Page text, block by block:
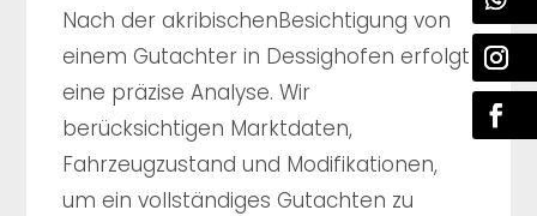
Nach der akribischenBesichtigung von
einem Gutachter in Dessighofen erfolgt
eine präzise Analyse. Wir
berücksichtigen Marktdaten,
Fahrzeugzustand und Modifikationen,
um ein vollständiges Gutachten zu